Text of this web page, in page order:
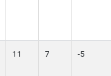
11 7 -5